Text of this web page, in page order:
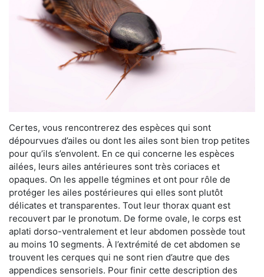
Certes, vous rencontrerez des espèces qui sont
dépourvues d’ailes ou dont les ailes sont bien trop petites
pour qu’ils s’envolent. En ce qui concerne les espèces
ailées, leurs ailes antérieures sont très coriaces et
opaques. On les appelle tégmines et ont pour rôle de
protéger les ailes postérieures qui elles sont plutôt
délicates et transparentes. Tout leur thorax quant est
recouvert par le pronotum. De forme ovale, le corps est
aplati dorso-ventralement et leur abdomen possède tout
au moins 10 segments. À l’extrémité de cet abdomen se
trouvent les cerques qui ne sont rien d’autre que des
appendices sensoriels. Pour finir cette description des